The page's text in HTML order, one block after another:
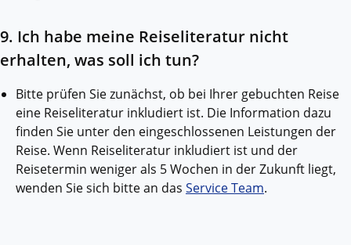
9. Ich habe meine Reiseliteratur nicht
erhalten, was soll ich tun?
Bitte prüfen Sie zunächst, ob bei Ihrer gebuchten Reise
eine Reiseliteratur inkludiert ist. Die Information dazu
finden Sie unter den eingeschlossenen Leistungen der
Reise. Wenn Reiseliteratur inkludiert ist und der
Reisetermin weniger als 5 Wochen in der Zukunft liegt,
wenden Sie sich bitte an das Service Team.